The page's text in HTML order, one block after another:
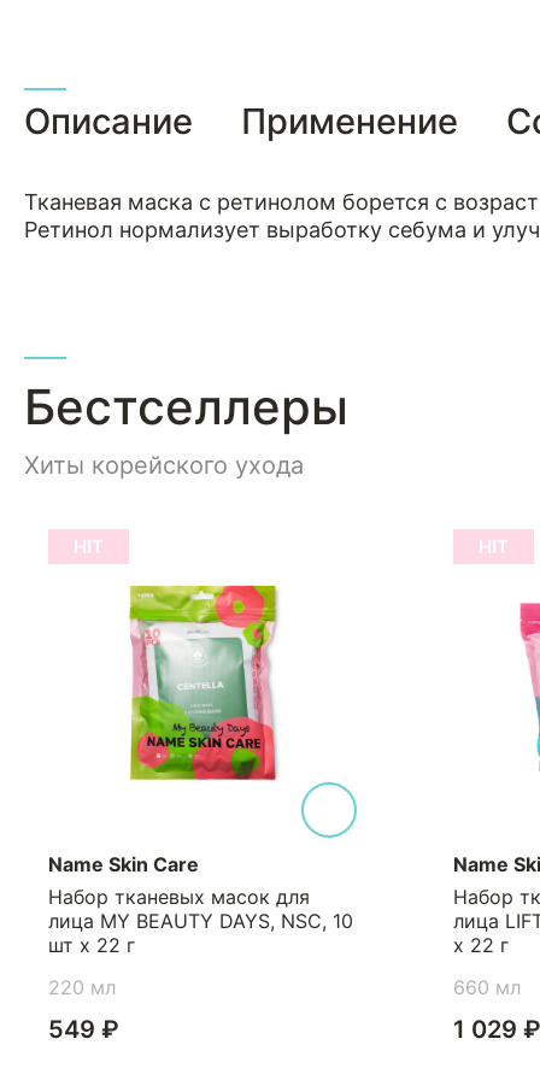
Описание Применение
Тканевая маска с ретинолом борется с
Ретинол нормализует выработку себума и
Бестселлеры
Хиты корейского ухода
HIT
Name Skin Care
Набор тканевых масок для
лица MY BEAUTY DAYS, NSC, 10
шт х 22 г
220 мл
549 ₽
HIT
Name
Набор
лица
х 22 г
660 мл
1 029 ₽